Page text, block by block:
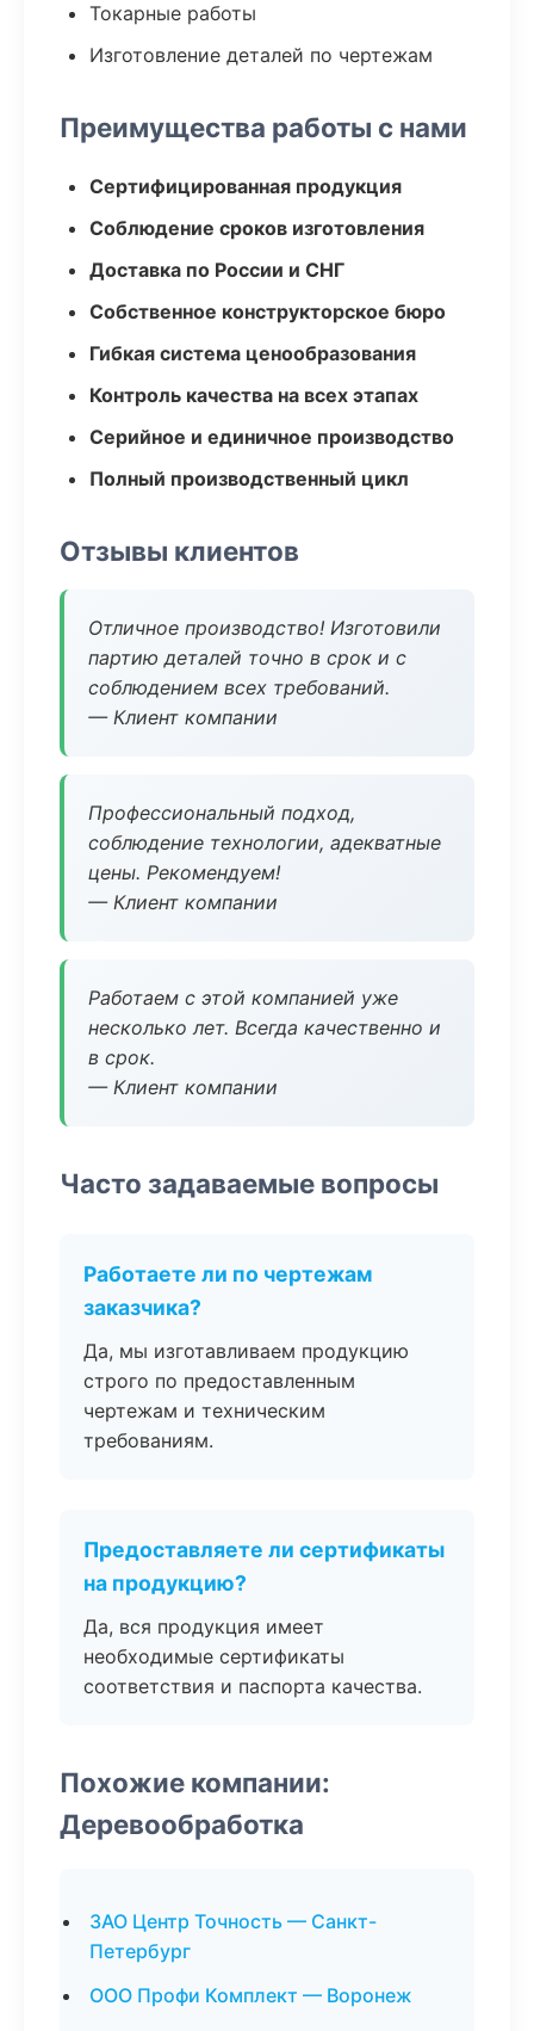
Токарные работы
Изготовление деталей по чертежам
Преимущества работы с нами
Сертифицированная продукция
Соблюдение сроков изготовления
Доставка по России и СНГ
Собственное конструкторское бюро
Гибкая система ценообразования
Контроль качества на всех этапах
Серийное и единичное производство
Полный производственный цикл
Отзывы клиентов
Отличное производство! Изготовили
партию деталей точно в срок и с
соблюдением всех требований.
— Клиент компании
Профессиональный подход,
соблюдение технологии, адекватные
цены. Рекомендуем!
— Клиент компании
Работаем с этой компанией уже
несколько лет. Всегда качественно и
в срок.
— Клиент компании
Часто задаваемые вопросы
Работаете ли по чертежам
заказчика?
Да, мы изготавливаем продукцию
строго по предоставленным
чертежам и техническим
требованиям.
Предоставляете ли сертификаты
на продукцию?
Да, вся продукция имеет
необходимые сертификаты
соответствия и паспорта качества.
Похожие компании:
Деревообработка
ЗАО Центр Точность — Санкт-
Петербург
ООО Профи Комплект — Воронеж